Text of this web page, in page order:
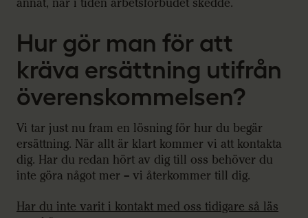
annat, när i tiden arbetsförbudet skedde.
Hur gör man för att
kräva ersättning utifrån
överenskommelsen?
Vi tar just nu fram en lösning för hur du begär
ersättning. När allt är klart kommer vi att kontakta
dig. Har du redan hört av dig till oss behöver du
inte göra något mer – vi återkommer till dig.
Har du inte varit i kontakt med oss tidigare så läs